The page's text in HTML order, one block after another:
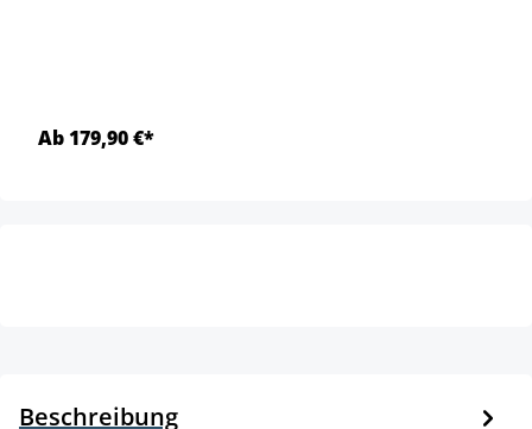
Ab 179,90 €*
Beschreibung